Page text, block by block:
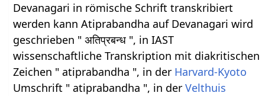
Devanagari in römische Schrift transkribiert
werden kann Atiprabandha auf Devanagari wird
geschrieben " अतिप्रबन्ध ", in IAST
wissenschaftliche Transkription mit diakritischen
Zeichen " atiprabandha ", in der Harvard-Kyoto
Umschrift " atiprabandha ", in derVelthuis